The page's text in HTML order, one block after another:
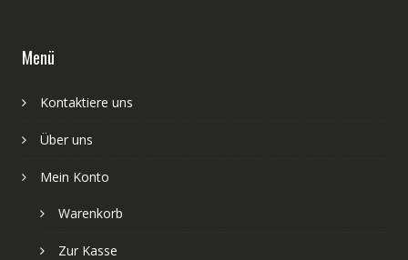
Menü
Kontaktiere uns
Über uns
Mein Konto
Warenkorb
Zur Kasse